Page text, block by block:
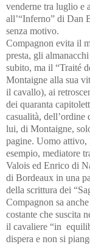
venderne tra luglio e
all’“Inferno” di Dan
senza motivo.
Compagnon evita il
presta, gli
subito, ma il “Traité
Montaigne alla sua
il cavallo), ai
dei quaranta
casualità, dell’ordine
lui, di Montaigne,
pagine. Uomo attivo,
esempio, mediatore
Valois ed Enrico di
di Bordeaux in una
della scrittura dei
Compagnon sa
costante che suscita
il cavaliere “in
dispera e non si